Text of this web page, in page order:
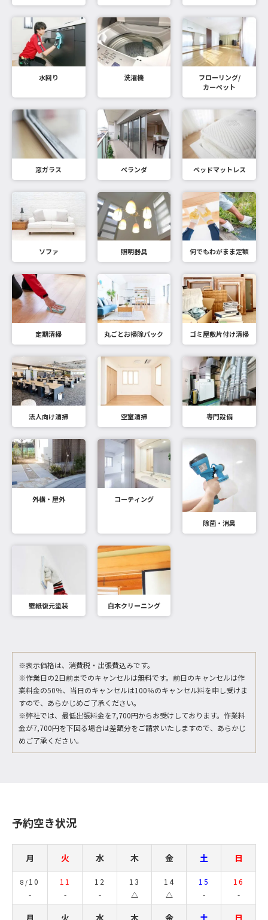
水回り 洗濯機
フローリング/
カーペット
窓ガラス ベランダ ベッドマットレス
ソファ 照明器具 何でもわがまま定額
定期清掃 丸ごとお掃除パック ゴミ屋敷片付け清掃
法人向け清掃 空室清掃 専門設備
外構・屋外 コーティング
除菌・消臭
壁紙復元塗装 白木クリーニング
※表示価格は、消費税・出張費込みです。
※作業日の2日前までのキャンセルは無料です。前日のキャンセルは作
業料金の50％、当日のキャンセルは100％のキャンセル料を申し受けま
すので、あらかじめご了承ください。
※弊社では、最低出張料金を7,700円からお受けしております。作業料
金が7,700円を下回る場合は差額分をご請求いたしますので、あらかじ
めご了承ください。
予約空き状況
月 火 水 木 金 土 日
8/ 10
-
11
-
12
-
13
△
14
△
15
-
16
-